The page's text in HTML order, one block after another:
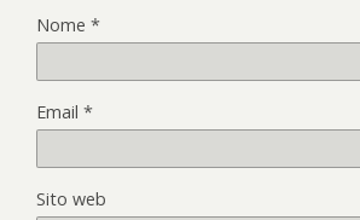
Nome *
Email *
Sito web